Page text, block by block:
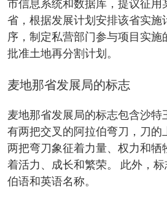
市信息系统和数据库，提议征用
省，根据发展计划安排该省实施
序，制定私营部门参与项目实施
批准土地再分割计划。
麦地那省发展局的标志
麦地那省发展局的标志包含沙特
有两把交叉的阿拉伯弯刀，刀的
两把弯刀象征着力量、权力和牺
着活力、成长和繁荣。 此外，
伯语和英语名称。